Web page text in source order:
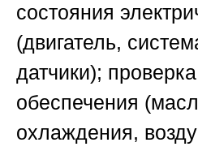
состояния
(двигатель,
датчики);
обеспечения
охлаждения,